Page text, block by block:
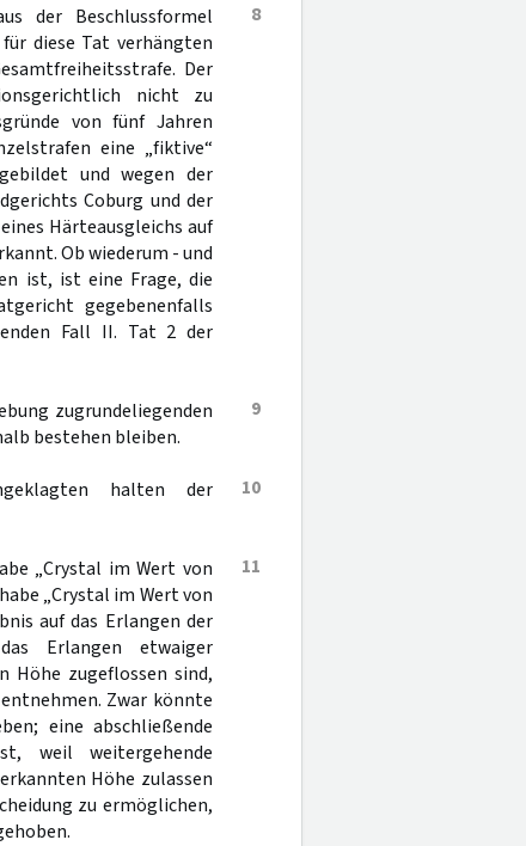
8
der Beschlussformel
diese Tat verhängten
Der
nicht zu
von fünf Jahren
eine „fiktive“
und wegen der
Coburg und der
Härteausgleichs auf
Ob wiederum - und
ist, ist eine Frage, die
gegebenenfalls
Fall II. Tat 2 der
9
zugrundeliegenden
bestehen bleiben.
10
halten der
11
„Crystal im Wert von
„Crystal im Wert von
auf das Erlangen der
Erlangen etwaiger
Höhe zugeflossen sind,
Zwar könnte
eine abschließende
weil weitergehende
Höhe zulassen
zu ermöglichen,